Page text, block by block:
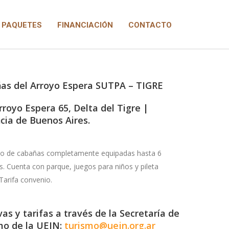
PAQUETES FINANCIACIÓN CONTACTO
del Arroyo Espera SUTPA – TIGRE
Espera 65, Delta del Tigre |
de Buenos Aires.
de cabañas completamente equipadas hasta 6
Cuenta con parque, juegos para niños y pileta
convenio.
y tarifas a través de la Secretaría de
de la UEJN: turismo@uejn.org.ar